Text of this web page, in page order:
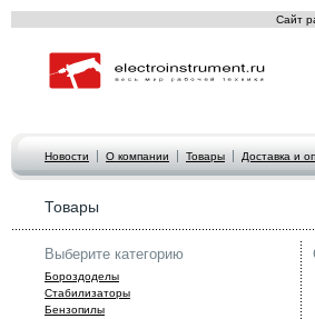
Сайт
Новости О компании Товары Доставка и
Товары
Выберите категорию
Бороздоделы
Стабилизаторы
Бензопилы